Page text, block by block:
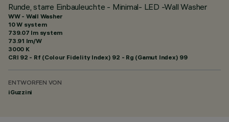
Runde, starre Einbauleuchte - Minimal- LED -Wall Washer
WW - Wall Washer
10 W system
739.07 lm system
73.91 lm/W
3000 K
CRI 92 - Rf (Colour Fidelity Index) 92 - Rg (Gamut Index) 99
ENTWORFEN VON
iGuzzini